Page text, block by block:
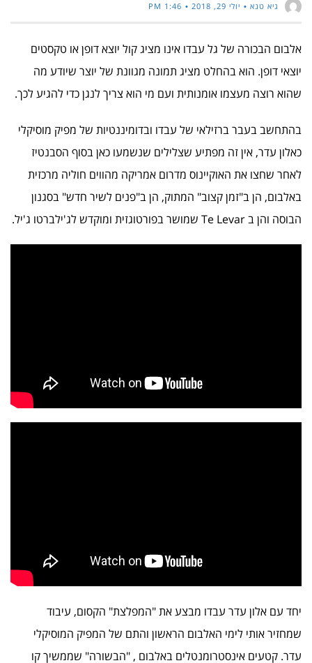
גיא טנא יולי 29, 2018 1:46 PM
אלבום הבכורה של גל עבדו אינו מציג קול יוצא דופן או טקסטים
יוצאי דופן. הוא בהחלט מציג תמונה מגוונת של יוצר שיודע מה
שהוא רוצה מעצמו אומנותית ועם מי הוא צריך לנגן כדי להגיע לכך.
בהתחשב בעבר ברזילאי של עבדו ובדומיננטיות של מפיק מוסיקלי
כאלון עדר, אין זה מפתיע שצלילים שנשמעו כאן בסוף הסבנטיז
לאחר שחצו את האוקיינוס מדרום אמריקה מהווים חוליה מרכזית
באלבום, הן ב"זמן קצוב" המתוק, הן ב"פנים לשיר חדש" בסגנון
הבוסה והן ב Te Levar שמושר בפורטוגזית ומוקדש לג'ילברטו ג'יל.
יחד עם אלון עדר עבדו מבצע את "המפלצת" הקסום, עיבוד
שמחזיר אותי לימי האלבום הראשון והתם של המפיק המוסיקלי
עדר. קטעים אינסטרומנטלים באלבום , "הבשורה" שממשיך קו